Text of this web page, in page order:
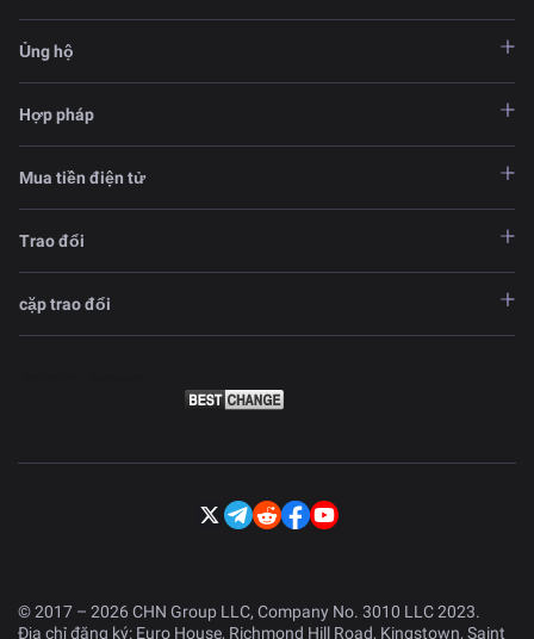
Ủng hộ
Hợp pháp
Mua tiền điện tử
Trao đổi
cặp trao đổi
© 2017 – 2026 CHN Group LLC, Company No. 3010 LLC 2023.
Địa chỉ đăng ký: Euro House, Richmond Hill Road, Kingstown, Saint